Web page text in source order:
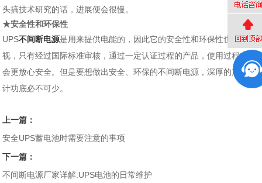
头搞技术研究的话，进展便会很慢。
★安全性和环保性
UPS不间断电源是用来提供电能的，因此它的安全性和环保性也不可忽
视，只有经过国际标准审核，通过一定认证过程的产品，使用过程中才
会更放心安全。但是要想做出安全、环保的不间断电源，深厚的产品设
计功底必不可少。
上一篇：
安全UPS蓄电池时需要注意的事项
下一篇：
不间断电源厂家详解:UPS电池的日常维护
您好，请问有什么能帮到您？